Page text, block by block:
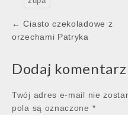
Post
navigation
← Ciasto czekoladowe z
orzechami Patryka
Dodaj komentarz
Twój adres e-mail nie
pola są oznaczone *